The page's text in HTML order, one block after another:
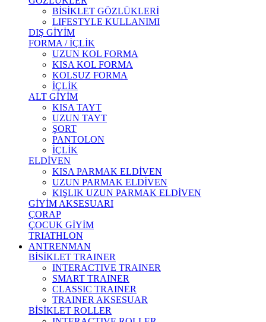
BİSİKLET GÖZLÜKLERİ
LIFESTYLE KULLANIMI
DIŞ GİYİM
FORMA / İÇLİK
UZUN KOL FORMA
KISA KOL FORMA
KOLSUZ FORMA
İÇLİK
ALT GİYİM
KISA TAYT
UZUN TAYT
ŞORT
PANTOLON
İÇLİK
ELDİVEN
KISA PARMAK ELDİVEN
UZUN PARMAK ELDİVEN
KIŞLIK UZUN PARMAK ELDİVEN
GİYİM AKSESUARI
ÇORAP
ÇOCUK GİYİM
TRIATHLON
ANTRENMAN
BİSİKLET TRAINER
INTERACTIVE TRAINER
SMART TRAINER
CLASSIC TRAINER
TRAINER AKSESUAR
BİSİKLET ROLLER